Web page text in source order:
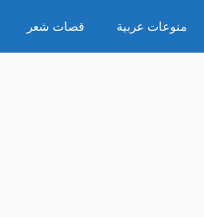
منوعات عربية قصات شعر